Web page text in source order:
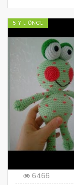
5 YIL ÖNCE
6466